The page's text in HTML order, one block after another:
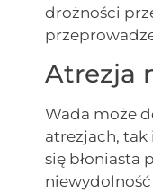
drożności
Atrezja
Wada może
atrezjach, tak
się błoniasta